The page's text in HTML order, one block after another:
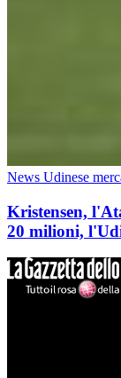
News Udinese
Kristensen,
20 milioni,